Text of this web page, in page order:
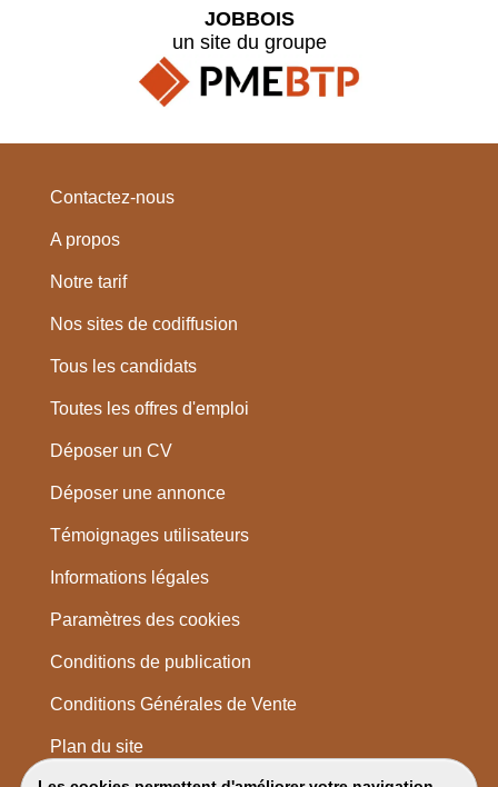
JOBBOIS
un site du groupe
Contactez-nous
A propos
Notre tarif
Nos sites de codiffusion
Tous les candidats
Toutes les offres d'emploi
Déposer un CV
Déposer une annonce
Témoignages utilisateurs
Informations légales
Paramètres des cookies
Conditions de publication
Conditions Générales de Vente
Plan du site